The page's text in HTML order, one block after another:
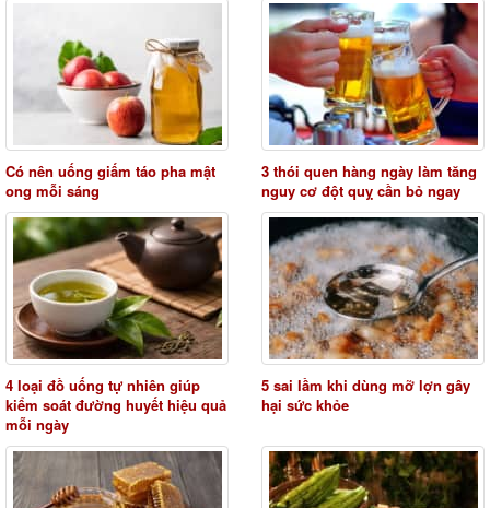
Có nên uống giấm táo pha mật
ong mỗi sáng
3 thói quen hàng ngày làm tăng
nguy cơ đột quỵ cần bỏ ngay
4 loại đồ uống tự nhiên giúp
kiểm soát đường huyết hiệu quả
mỗi ngày
5 sai lầm khi dùng mỡ lợn gây
hại sức khỏe